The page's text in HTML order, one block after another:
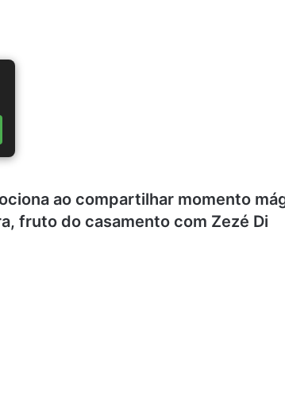
ao compartilhar momento
fruto do casamento com Zezé Di